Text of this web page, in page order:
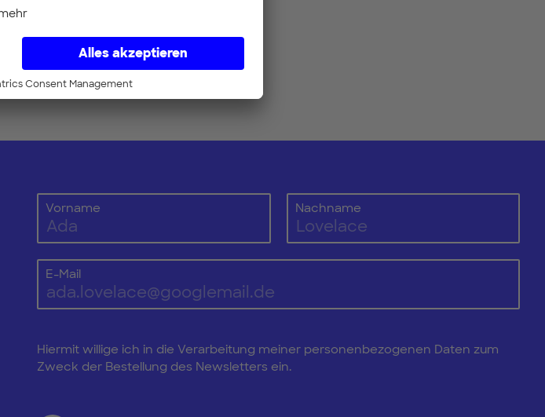
Innovation BMW Group
Vorname Nachname
E-Mail
Hiermit willige ich in die Verarbeitung meiner personenbezogenen Daten zum
Zweck der Bestellung des Newsletters ein.